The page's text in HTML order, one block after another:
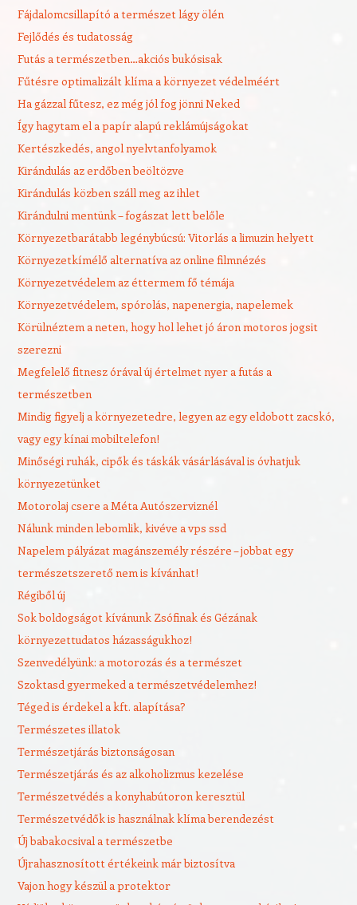
Fájdalomcsillapító a természet lágy ölén
Fejlődés és tudatosság
Futás a természetben…akciós bukósisak
Fűtésre optimalizált klíma a környezet védelméért
Ha gázzal fűtesz, ez még jól fog jönni Neked
Így hagytam el a papír alapú reklámújságokat
Kertészkedés, angol nyelvtanfolyamok
Kirándulás az erdőben beöltözve
Kirándulás közben száll meg az ihlet
Kirándulni mentünk – fogászat lett belőle
Környezetbarátabb legénybúcsú: Vitorlás a limuzin helyett
Környezetkímélő alternatíva az online filmnézés
Környezetvédelem az éttermem fő témája
Környezetvédelem, spórolás, napenergia, napelemek
Körülnéztem a neten, hogy hol lehet jó áron motoros jogsit
szerezni
Megfelelő fitnesz órával új értelmet nyer a futás a
természetben
Mindig figyelj a környezetedre, legyen az egy eldobott zacskó,
vagy egy kínai mobiltelefon!
Minőségi ruhák, cipők és táskák vásárlásával is óvhatjuk
környezetünket
Motorolaj csere a Méta Autószerviznél
Nálunk minden lebomlik, kivéve a vps ssd
Napelem pályázat magánszemély részére – jobbat egy
természetszerető nem is kívánhat!
Régiből új
Sok boldogságot kívánunk Zsófinak és Gézának
környezettudatos házasságukhoz!
Szenvedélyünk: a motorozás és a természet
Szoktasd gyermeked a természetvédelemhez!
Téged is érdekel a kft. alapítása?
Természetes illatok
Természetjárás biztonságosan
Természetjárás és az alkoholizmus kezelése
Természetvédés a konyhabútoron keresztül
Természetvédők is használnak klíma berendezést
Új babakocsival a természetbe
Újrahasznosított értékeink már biztosítva
Vajon hogy készül a protektor